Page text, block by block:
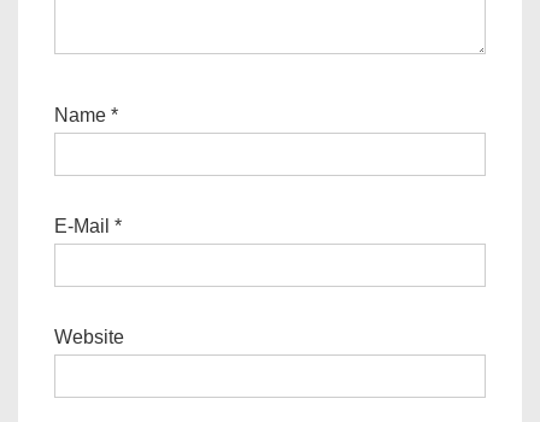
Name *
E-Mail *
Website